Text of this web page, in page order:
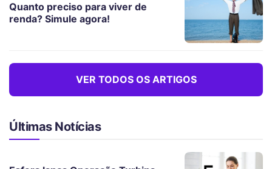
Quanto preciso para viver de
renda? Simule agora!
VER TODOS OS ARTIGOS
Últimas Notícias